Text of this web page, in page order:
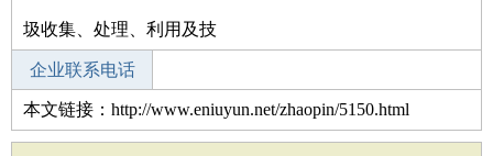
圾收集、处理、利用及技
企业联系电话
本文链接：http://www.eniuyun.net/zhaopin/5150.html